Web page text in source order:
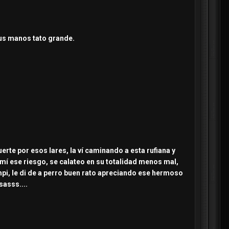
manos tato grande.
por esos lares, la ví caminando a esta rufiana y
ese riesgo, se calateo en su totalidad menos mal,
le di de a perro buen rato apreciando ese hermoso